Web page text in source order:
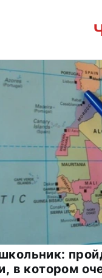
в котором